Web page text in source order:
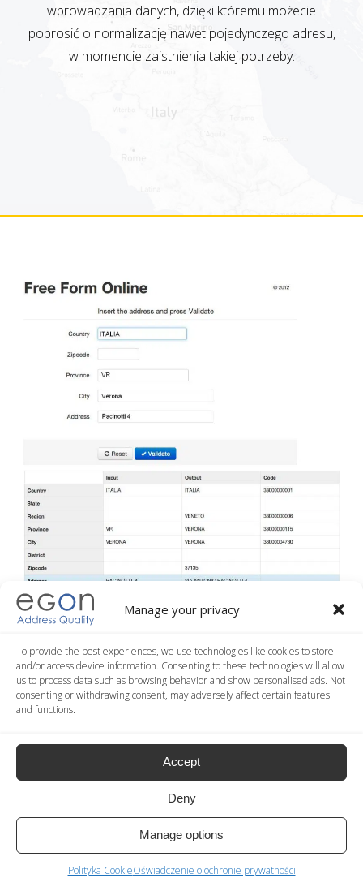
Manage your privacy
To provide the best experiences, we use technologies like cookies to store
and/or access device information. Consenting to these technologies will allow
us to process data such as browsing behavior and show personalised ads. Not
consenting or withdrawing consent, may adversely affect certain features
and functions.
Accept
Deny
Manage options
Polityka CookieOświadczenie o ochronie prywatności
wprowadzania danych, dzięki któremu możecie
poprosić o normalizację nawet pojedynczego adresu,
w momencie zaistnienia takiej potrzeby.
Egon On Line umożliwia poprawienie danych
Dostępnych jest wiele funkcji:
Kontrola i normalizacja adresu
Wybór wśród możliwych kandydatów